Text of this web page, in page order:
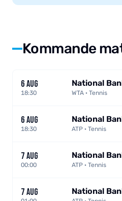
Kommande
6 AUG
18:30
National
WTA · Tennis
6 AUG
18:30
National
ATP · Tennis
7 AUG
00:00
National
ATP · Tennis
7 AUG National